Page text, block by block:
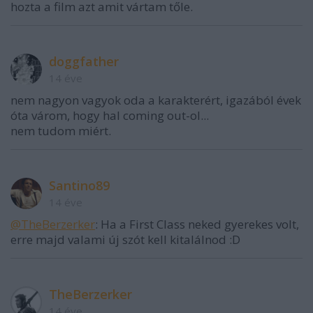
hozta a film azt amit vártam tőle.
doggfather
nem nagyon vagyok oda a karakterért, igazából évek
óta várom, hogy hal coming out-ol...
nem tudom miért.
Santino89
@TheBerzerker: Ha a First Class neked gyerekes volt,
erre majd valami új szót kell kitalálnod :D
TheBerzerker